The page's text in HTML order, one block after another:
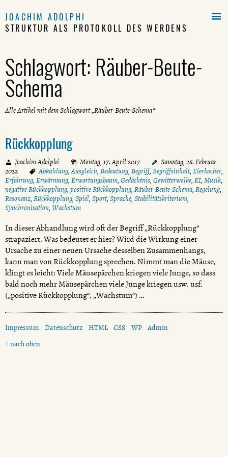
JOACHIM ADOLPHI
STRUKTUR ALS PROTOKOLL DES WERDENS
Schlagwort: Räuber-Beute-
Schema
Alle Artikel mit dem Schlagwort „Räuber-Beute-Schema“
Rückkopplung
Joachim Adolphi Montag, 17. April 2017
Samstag, 26. Februar
2022
Abkühlung,Ausgleich, Bedeutung, Begriff, Begriffsinhalt, Eierkocher,
Erfahrung, Erwärmung, Erwartungsbaum, Gedächtnis, Gewitterwolke, KI, Musik,
negative Rückkopplung, positive Rückkopplung, Räuber-Beute-Schema, Regelung,
Resonanz, Rückkopplung, Spiel, Sport, Sprache, Stabilitätskriterium,
Synchronisation, Wachstum
In dieser Abhandlung wird oft der Begriff „Rückkopplung“
strapaziert. Was bedeutet er hier? Wird die Wirkung einer
Ursache zu einer neuen Ursache desselben Zusammenhangs,
kann man von Rückkopplung sprechen. Nimmt man die Mäuse,
klingt es leicht: Viele Mäusepärchen kriegen viele Junge, so dass
bald noch mehr Mäusepärchen viele Junge kriegen usw. usf.
(„positive Rückkopplung“, „Wachstum“) …

Impressum Datenschutz HTML CSS WP Admin
↑ nach oben